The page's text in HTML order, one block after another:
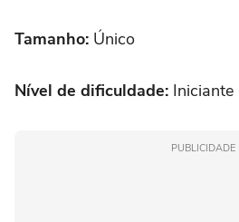
Tamanho: Único
Nível de dificuldade: Iniciante
PUBLICIDADE